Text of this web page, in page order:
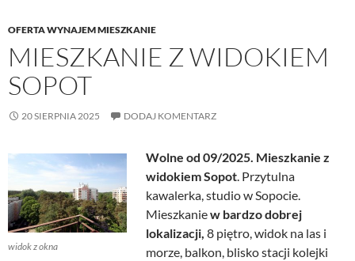
OFERTA WYNAJEM MIESZKANIE
MIESZKANIE Z WIDOKIEM
SOPOT
20 SIERPNIA 2025 DODAJ KOMENTARZ
widok z okna
Wolne od 09/2025. Mieszkanie z
widokiem Sopot. Przytulna
kawalerka, studio w Sopocie.
Mieszkaniew bardzo dobrej
lokalizacji, 8 piętro, widok na las i
morze, balkon, blisko stacji kolejki